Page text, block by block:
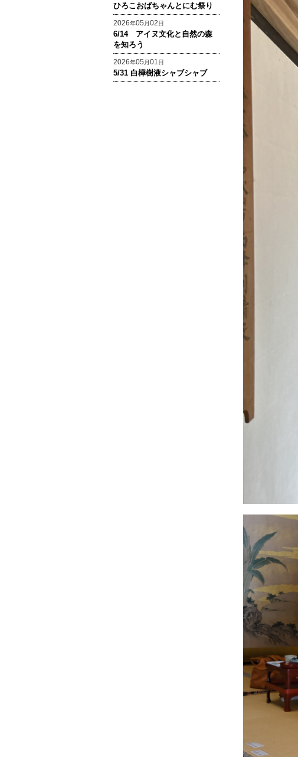
ひろこおばちゃんとにむ祭り
2026年05 月02日
6/14 アイヌ文化と自然の森
を知ろう
2026年05 月01日
5/31 白樺樹液シャブシャブ